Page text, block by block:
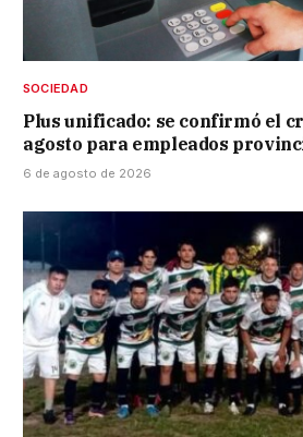
SOCIEDAD
Plus unificado: se confirmó el
agosto para empleados
6 de agosto de 2026